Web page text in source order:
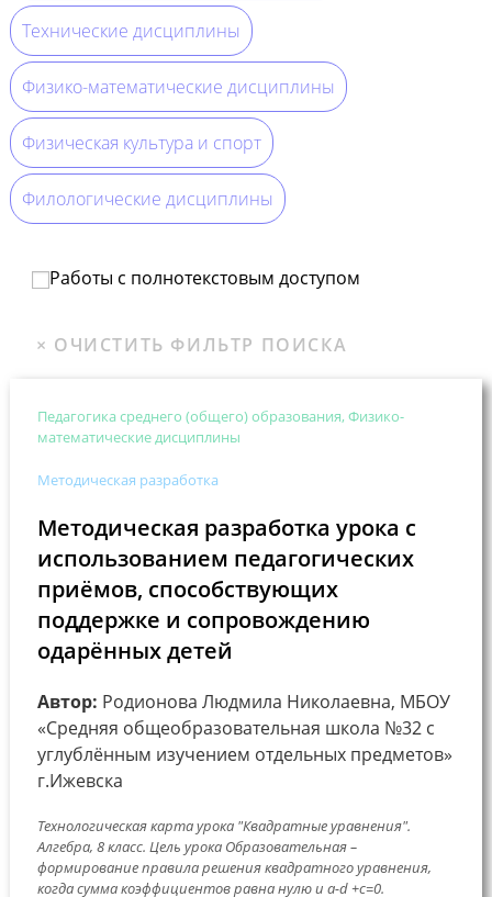
Технические дисциплины
Физико-математические дисциплины
Физическая культура и спорт
Филологические дисциплины
Работы с полнотекстовым доступом
Педагогика среднего (общего) образования, Физико-
математические дисциплины
Методическая разработка
Методическая разработка урока с
использованием педагогических
приёмов, способствующих
поддержке и сопровождению
одарённых детей
Автор: Родионова Людмила Николаевна, МБОУ
«Средняя общеобразовательная школа №32 с
углублённым изучением отдельных предметов»
г.Ижевска
Технологическая карта урока "Квадратные уравнения".
Алгебра, 8 класс. Цель урока Образовательная –
формирование правила решения квадратного уравнения,
когда сумма коэффициентов равна нулю и a-d +c=0.